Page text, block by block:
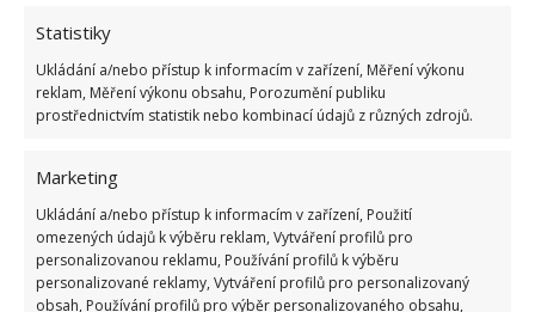
Statistiky
Ukládání a/nebo přístup k informacím v zařízení, Měření výkonu
reklam, Měření výkonu obsahu, Porozumění publiku
prostřednictvím statistik nebo kombinací údajů z různých zdrojů.
Marketing
Ukládání a/nebo přístup k informacím v zařízení, Použití
omezených údajů k výběru reklam, Vytváření profilů pro
personalizovanou reklamu, Používání profilů k výběru
personalizované reklamy, Vytváření profilů pro personalizovaný
obsah, Používání profilů pro výběr personalizovaného obsahu,
1.6.2026
Test znalostí o každodenní realitě za
komunismu: 10 retro otázek ukáže, kdo má
dobrý přehled